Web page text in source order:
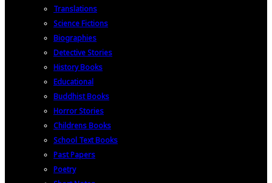
Translations
Science Fictions
Biographies
Detective Stories
History Books
Educational
Buddhist Books
Horror Stories
Childrens Books
School Text Books
Past Papers
Poetry